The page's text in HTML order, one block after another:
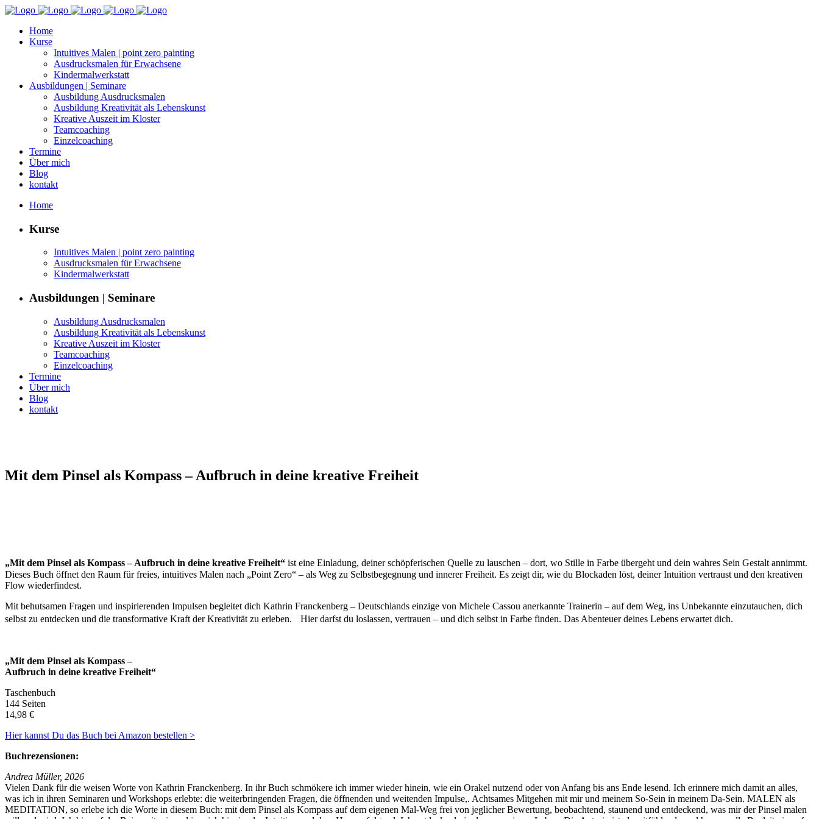
Home
Kurse
Intu­itives Malen | point zero painting
Aus­drucks­malen für Erwachsene
Kin­der­mal­w­erk­statt
Aus­bil­dun­gen | Seminare
Aus­bil­dung Ausdrucksmalen
Aus­bil­dung Kreativ­ität als Lebenskunst
Kreative Auszeit im Kloster
Team­coach­ing
Einzel­coach­ing
Ter­mine
Über mich
Blog
kon­takt
Home
Kurse
Intu­itives Malen | point zero painting
Aus­drucks­malen für Erwachsene
Kin­der­mal­w­erk­statt
Aus­bil­dun­gen | Seminare
Aus­bil­dung Ausdrucksmalen
Aus­bil­dung Kreativ­ität als Lebenskunst
Kreative Auszeit im Kloster
Team­coach­ing
Einzel­coach­ing
Ter­mine
Über mich
Blog
kon­takt
Mit dem Pin­sel als Kom­pass – Auf­bruch in deine kreative Freiheit
„Mit dem Pin­sel als Kom­pass – Auf­bruch in deine kreative Frei­heit“ ist eine Ein­ladung, dein­er schöpferischen Quelle zu lauschen – dort, wo Stille in Farbe überge­ht und dein wahres Sein Gestalt annimmt.
Dieses Buch öffnet den Raum für freies, intu­itives Malen nach „Point Zero“ – als Weg zu Selb­st­begeg­nung und inner­er Frei­heit. Es zeigt dir, wie du Block­aden löst, dein­er Intu­ition ver­traust und den kreativ­en
Flow wiederfindest.
Mit behut­samen Fra­gen und inspiri­eren­den Impulsen begleit­et dich Kathrin Franck­en­berg – Deutsch­lands einzige von Michele Cas­sou anerkan­nte Trainer­in – auf dem Weg, ins Unbekan­nte einzu­tauchen, dich
selb­st zu ent­deck­en und die trans­for­ma­tive Kraft der Kreativ­ität zu erleben. Hier darf­st du loslassen, ver­trauen – und dich selb­st in Farbe find­en. Das Aben­teuer deines Lebens erwartet dich.
„Mit dem Pin­sel als Kompass –
Auf­bruch in deine kreative Freiheit“
Taschen­buch
144 Seiten
14,98 €
Hier kannst Du das Buch bei Ama­zon bestellen >
Buchrezen­sio­nen:
Andrea Müller, 2026
Vie­len Dank für die weisen Worte von Kathrin Franck­en­berg. In ihr Buch schmökere ich immer wieder hinein, wie ein Orakel nutzend oder von Anfang bis ans Ende lesend. Ich erin­nere mich damit an alles,
was ich in ihren Sem­i­naren und Work­shops erlebte: die weit­er­brin­gen­den Fra­gen, die öff­nen­den und wei­t­en­den Impulse,. Acht­sames Mit­ge­hen mit mir und meinem So-Sein in meinem Da-Sein. MALEN als
MED­I­TA­TION, so erlebe ich die Worte in diesem Buch: mit dem Pin­sel als Kom­pass auf dem eige­nen Mal-Weg frei von jeglich­er Bew­er­tung, beobach­t­end, staunend und ent­deck­end, was mir der Pin­sel malen